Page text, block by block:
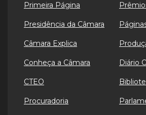
Primeira Página
Presidência da Câmara
Câmara Explica
Conheça a Câmara
CTEO
Procuradoria
Diário